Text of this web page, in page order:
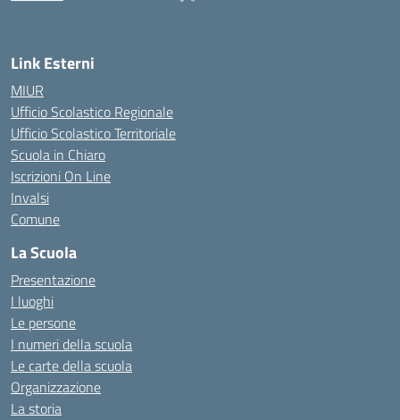
Link Esterni
MIUR
Ufficio Scolastico Regionale
Ufficio Scolastico Territoriale
Scuola in Chiaro
Iscrizioni On Line
Invalsi
Comune
La Scuola
Presentazione
I luoghi
Le persone
I numeri della scuola
Le carte della scuola
Organizzazione
La storia